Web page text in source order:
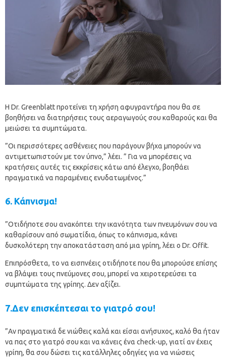
Η Dr. Greenblatt προτείνει τη χρήση αφυγραντήρα που θα σε
βοηθήσει να διατηρήσεις τους αεραγωγούς σου καθαρούς και θα
μειώσει τα συμπτώματα.
”Οι περισσότερες ασθένειες που παράγουν βήχα μπορούν να
αντιμετωπιστούν με τον ύπνο,” λέει. ” Για να μπορέσεις να
κρατήσεις αυτές τις εκκρίσεις κάτω από έλεγχο, βοηθάει
πραγματικά να παραμένεις ενυδατωμένος.”
6. Κάπνισμα!
”Οτιδήποτε σου ανακόπτει την ικανότητα των πνευμόνων σου να
καθαρίσουν από σωματίδια, όπως το κάπνισμα, κάνει
δυσκολότερη την αποκατάσταση από μια γρίπη, λέει ο Dr. Offit.
Επιπρόσθετα, το να εισπνέεις οτιδήποτε που θα μπορούσε επίσης
να βλάψει τους πνεύμονες σου, μπορεί να χειροτερεύσει τα
συμπτώματα της γρίπης. Δεν αξίζει.
7.Δεν επισκέπτεσαι το γιατρό σου!
”Αν πραγματικά δε νιώθεις καλά και είσαι ανήσυχος, καλό θα ήταν
να πας στο γιατρό σου και να κάνεις ένα check-up, γιατί αν έχεις
γρίπη, θα σου δώσει τις κατάλληλες οδηγίες για να νιώσεις